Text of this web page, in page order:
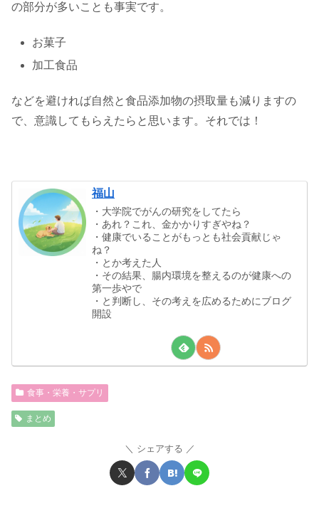
の部分が多いことも事実です。
お菓子
加工食品
などを避ければ自然と食品添加物の摂取量も減りますの
で、意識してもらえたらと思います。それでは！
福山
・大学院でがんの研究をしてたら
・あれ？これ、金かかりすぎやね？
・健康でいることがもっとも社会貢献じゃ
ね？
・とか考えた人
・その結果、腸内環境を整えるのが健康への
第一歩やで
・と判断し、その考えを広めるためにブログ
開設
食事・栄養・サプリ
まとめ
シェアする